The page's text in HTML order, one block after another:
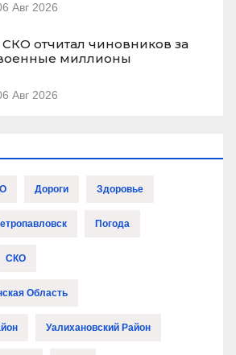
Авг 2026
отчитал чиновников за
миллионы
Авг 2026
Дороги Здоровье
Погода
СКО
Область
Уалихановский Район